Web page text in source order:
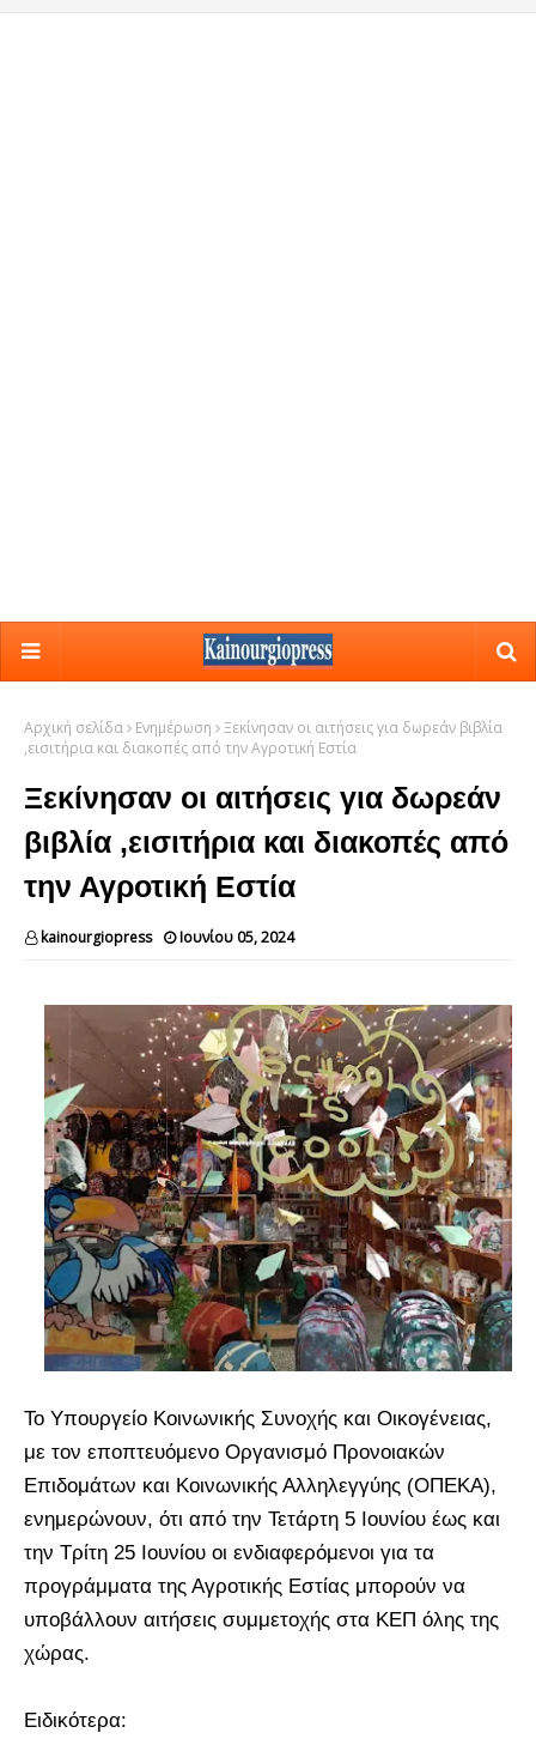
Αρχική σελίδα Ενημέρωση
Ξεκίνησαν οι αιτήσεις για δωρεάν βιβλία
,εισιτήρια και διακοπές από την Αγροτική Εστία
Ξεκίνησαν οι αιτήσεις για δωρεάν
βιβλία ,εισιτήρια και διακοπές από
την Αγροτική Εστία
kainourgiopress Ιουνίου 05, 2024
Το Υπουργείο Κοινωνικής Συνοχής και Οικογένειας,
με τον εποπτευόμενο Οργανισμό Προνοιακών
Επιδομάτων και Κοινωνικής Αλληλεγγύης (ΟΠΕΚΑ),
ενημερώνουν, ότι από την Τετάρτη 5 Ιουνίου έως και
την Τρίτη 25 Ιουνίου οι ενδιαφερόμενοι για τα
προγράμματα της Αγροτικής Εστίας μπορούν να
υποβάλλουν αιτήσεις συμμετοχής στα ΚΕΠ όλης της
χώρας.
Ειδικότερα: